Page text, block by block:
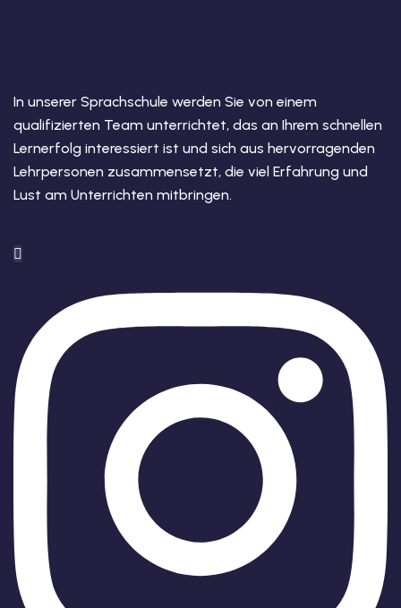
In unserer Sprachschule werden Sie von einem
qualifizierten Team unterrichtet, das an Ihrem schnellen
Lernerfolg interessiert ist und sich aus hervorragenden
Lehrpersonen zusammensetzt, die viel Erfahrung und
Lust am Unterrichten mitbringen.